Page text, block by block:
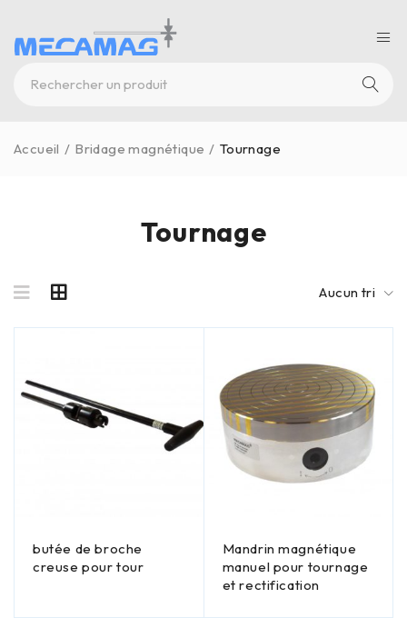
Tournage
Accueil / Bridage magnétique / Tournage
Aucun tri
butée de broche
creuse pour tour
Mandrin magnétique
manuel pour tournage
et rectification